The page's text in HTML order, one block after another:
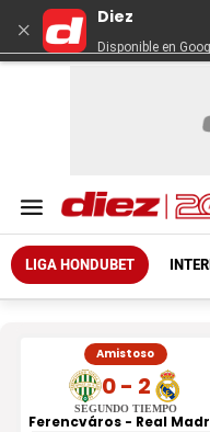
×
Diez
Disponible en
LIGA HONDUBET
Amistoso
0 - 2
SEGUNDO TIEMPO
Ferencváros - Real